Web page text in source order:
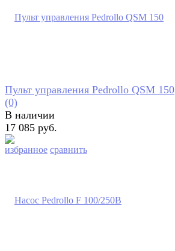
избранное сравнить
Пульт управления Pedrollo QSM 150
(0)
В наличии
17 085 руб.